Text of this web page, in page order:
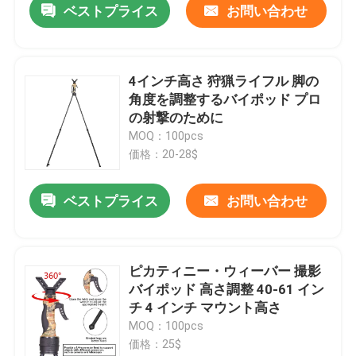
ベストプライス お問い合わせ
4インチ高さ 狩猟ライフル 脚の
角度を調整するバイポッド プロ
の射撃のために
MOQ：100pcs
価格：20-28$
ベストプライス お問い合わせ
ピカティニー・ウィーバー 撮影
バイポッド 高さ調整 40-61 イン
チ 4 インチ マウント高さ
MOQ：100pcs
価格：25$